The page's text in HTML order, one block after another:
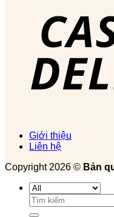
Giới thiệu
Liên hệ
Copyright 2026 © Bản
Tìm
kiếm: